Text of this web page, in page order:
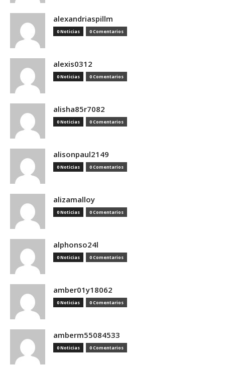
alexandriaspillm
0 Noticias 0 Comentarios
alexis0312
0 Noticias 0 Comentarios
alisha85r7082
0 Noticias 0 Comentarios
alisonpaul2149
0 Noticias 0 Comentarios
alizamalloy
0 Noticias 0 Comentarios
alphonso24l
0 Noticias 0 Comentarios
amber01y18062
0 Noticias 0 Comentarios
amberm55084533
0 Noticias 0 Comentarios